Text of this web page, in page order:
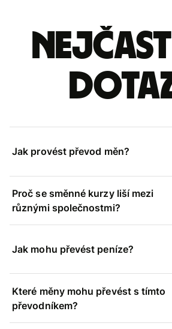
Jak provést převod měn?
Proč se směnné kurzy liší mezi
různými společnostmi?
Jak mohu převést peníze?
Které měny mohu převést s tímto
převodníkem?